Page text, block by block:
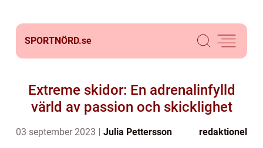
SPORTNÖRD.se
Extreme skidor: En adrenalinfylld
värld av passion och skicklighet
03 september 2023 Julia Pettersson redaktionel